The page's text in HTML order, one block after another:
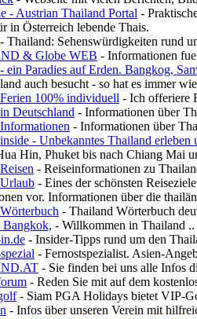
- Austrian Thailand Portal -
in Österreich lebende Thais.
- Thailand: Sehenswürdigkeiten rund
& Globe WEB - Informationen
ein Paradies auf Erden. Bangkog,
auch besucht - so hat es immer
100% individuell - Ich offeriere
Deutschland - Informationen über
- Informationen über
- Unbekanntes Thailand erleben
Hin, Phuket bis nach Chiang Mai
- Reiseinformationen zu
- Eines der schönsten
vor. Informationen über die
- Thailand Wörterbuch
Bangkok, - Willkommen in Thailand ..
- Insider-Tipps rund um den
- Fernostspezialist. Asien-
- Sie finden bei uns alle Infos
- Reden Sie mit auf dem
- Siam PGA Holidays bietet VIP-
- Infos über unseren Verein mit